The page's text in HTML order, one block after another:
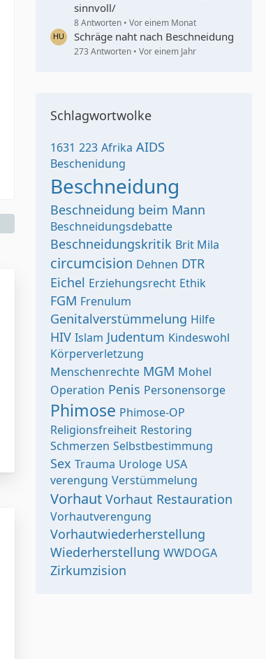
sinnvoll/
8 Antworten Vor einem Monat
Schräge naht nach Beschneidung
273 Antworten Vor einem Jahr
Schlagwortwolke
1631 223 Afrika AIDS
Beschenidung
Beschneidung
Beschneidung beim Mann
Beschneidungsdebatte
Beschneidungskritik Brit Mila
circumcision Dehnen DTR
Eichel Erziehungsrecht Ethik
FGM Frenulum
Genitalverstümmelung Hilfe
HIV Islam Judentum Kindeswohl
Körperverletzung
Menschenrechte MGM Mohel
Operation Penis Personensorge
Phimose Phimose-OP
Religionsfreiheit Restoring
Schmerzen Selbstbestimmung
Sex Trauma Urologe USA
verengung Verstümmelung
Vorhaut Vorhaut Restauration
Vorhautverengung
Vorhautwiederherstellung
Wiederherstellung WWDOGA
Zirkumzision